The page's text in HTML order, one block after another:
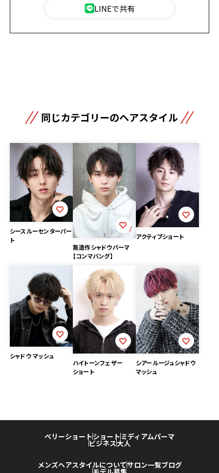
LINEで共有
同じカテゴリーのヘアスタイル
シースルーセンターパー
ト
無造作シャドウパーマ
【コンマバング】
アクティブショート
シャドウ マッシュ
ハイトーンフェザー
ショート
シアールージュシャドウ
マッシュ
ベリーショートショート ミディアムパーマ
ビジネス大人
メンズヘアスタイルについてサロン一覧ブログ